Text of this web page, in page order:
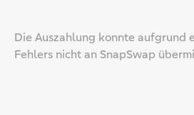
Die Auszahlung konnte aufgrund
Fehlers nicht an SnapSwap